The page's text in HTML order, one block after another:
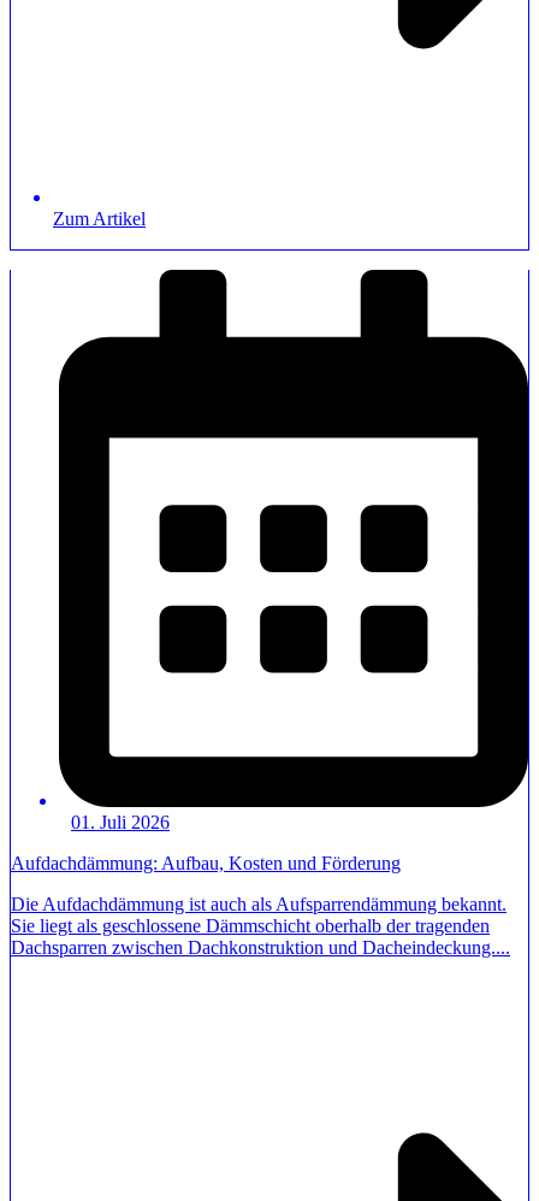
Zum Artikel
01. Juli 2026
Aufdachdämmung: Aufbau, Kosten und Förderung
Die Aufdachdämmung ist auch als Aufsparrendämmung bekannt.
Sie liegt als geschlossene Dämmschicht oberhalb der tragenden
Dachsparren zwischen Dachkonstruktion und Dacheindeckung....